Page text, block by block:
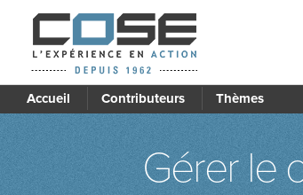
Accueil Contributeurs Thèmes
Gérer le